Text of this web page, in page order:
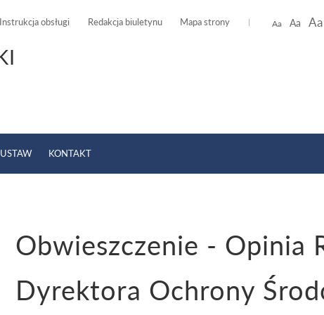
Aa Aa Aa
Instrukcja obsługi Redakcja biuletynu Mapa strony
KONTAKT
»2020»Budowa punktu skupu złomu i zbierania odpadów - skup
427/9 obręb Sękowo, gmina Duszniki
Obwieszczenie - Opinia
Obwieszczenie - Opinia
Dyrektora Ochrony